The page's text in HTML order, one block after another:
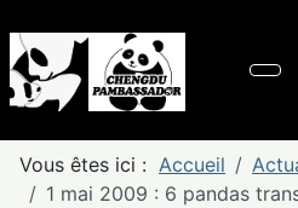
Vous êtes ici : Accueil
1 mai 2009 : 6 pandas